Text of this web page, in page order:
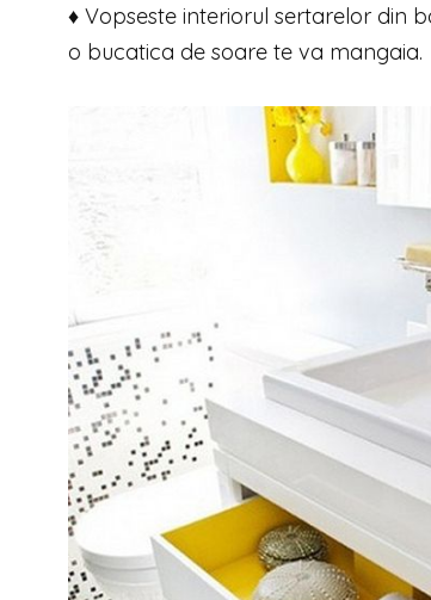
♦ Vopseste interiorul sertarelor din
o bucatica de soare te va mangaia.